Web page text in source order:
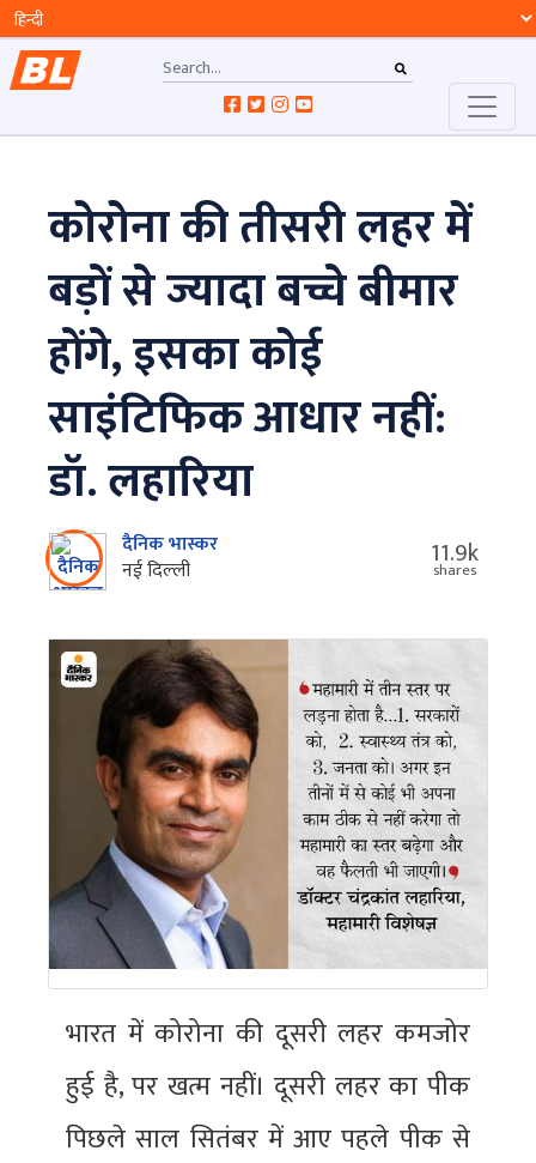
कोरोना की तीसरी लहर में
बड़ों से ज्यादा बच्चे बीमार
होंगे, इसका कोई
साइंटिफिक आधार नहीं:
डॉ. लहारिया
दैनिक भास्कर
नई दिल्‍ली
11.9k
shares
भारत में कोरोना की दूसरी लहर कमजोर
हुई है, पर खत्म नहीं। दूसरी लहर का पीक
पिछले साल सितंबर में आए पहले पीक से